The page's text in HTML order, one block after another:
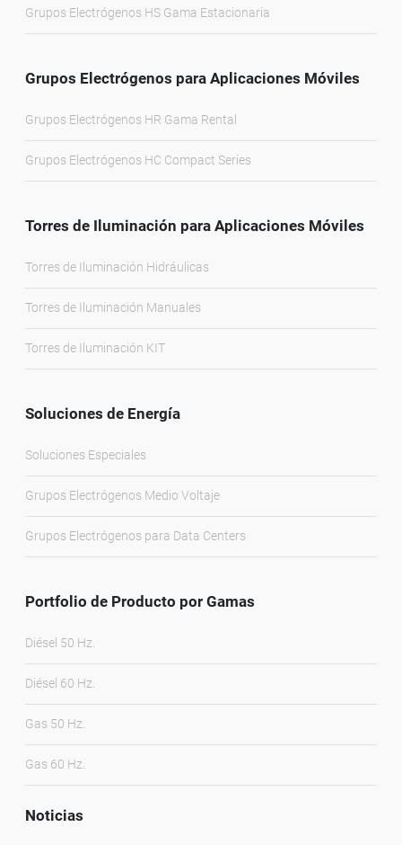
Grupos Electrógenos HS Gama Estacionaria
Grupos Electrógenos para Aplicaciones Móviles
Grupos Electrógenos HR Gama Rental
Grupos Electrógenos HC Compact Series
Torres de Iluminación para Aplicaciones Móviles
Torres de Iluminación Hidráulicas
Torres de Iluminación Manuales
Torres de Iluminación KIT
Soluciones de Energía
Soluciones Especiales
Grupos Electrógenos Medio Voltaje
Grupos Electrógenos para Data Centers
Portfolio de Producto por Gamas
Diésel 50 Hz.
Diésel 60 Hz.
Gas 50 Hz.
Gas 60 Hz.
Noticias